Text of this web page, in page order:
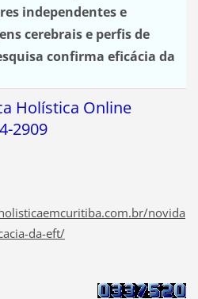
independentes e
cerebrais e perfis de
confirma eficácia da
Holística Online
2909
novida
da-eft/